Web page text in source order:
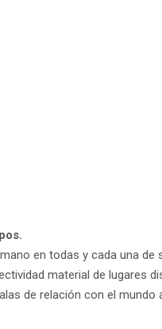
en todas y cada una
material de lugares
de relación con el mundo